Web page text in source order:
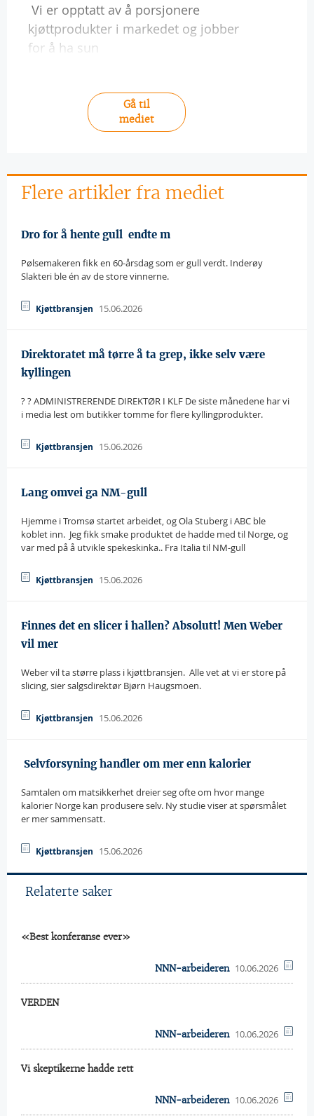
 Vi er opptatt av å porsjonere
kjøttprodukter i markedet og jobber
for å ha sun
Gå til
mediet
Flere artikler fra mediet
Dro for å hente gull  endte m
Pølsemakeren fikk en 60-årsdag som er gull verdt. Inderøy
Slakteri ble én av de store vinnerne.
Kjøttbransjen 15.06.2026
Direktoratet må tørre å ta grep, ikke selv være
kyllingen
? ? ADMINISTRERENDE DIREKTØR I KLF De siste månedene har vi
i media lest om butikker tomme for flere kyllingprodukter.
Kjøttbransjen 15.06.2026
Lang omvei ga NM-gull
Hjemme i Tromsø startet arbeidet, og Ola Stuberg i ABC ble
koblet inn.  Jeg fikk smake produktet de hadde med til Norge, og
var med på å utvikle spekeskinka.. Fra Italia til NM-gull
Kjøttbransjen 15.06.2026
Finnes det en slicer i hallen? Absolutt! Men Weber
vil mer
Weber vil ta større plass i kjøttbransjen.  Alle vet at vi er store på
slicing, sier salgsdirektør Bjørn Haugsmoen.
Kjøttbransjen 15.06.2026
 Selvforsyning handler om mer enn kalorier
Samtalen om matsikkerhet dreier seg ofte om hvor mange
kalorier Norge kan produsere selv. Ny studie viser at spørsmålet
er mer sammensatt.
Kjøttbransjen 15.06.2026
Relaterte saker
«Best konferanse ever»
NNN-arbeideren 10.06.2026
VERDEN
NNN-arbeideren 10.06.2026
Vi skeptikerne hadde rett
NNN-arbeideren 10.06.2026